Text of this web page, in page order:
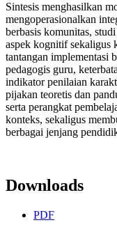
Sintesis menghasilkan
mengoperasionalkan
berbasis komunitas,
aspek kognitif sekaligus
tantangan implementasi
pedagogis guru,
indikator penilaian
pijakan teoretis dan
serta perangkat
konteks, sekaligus
berbagai jenjang
Downloads
PDF